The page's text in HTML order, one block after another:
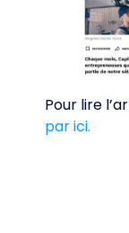
Pour lire
par ici.